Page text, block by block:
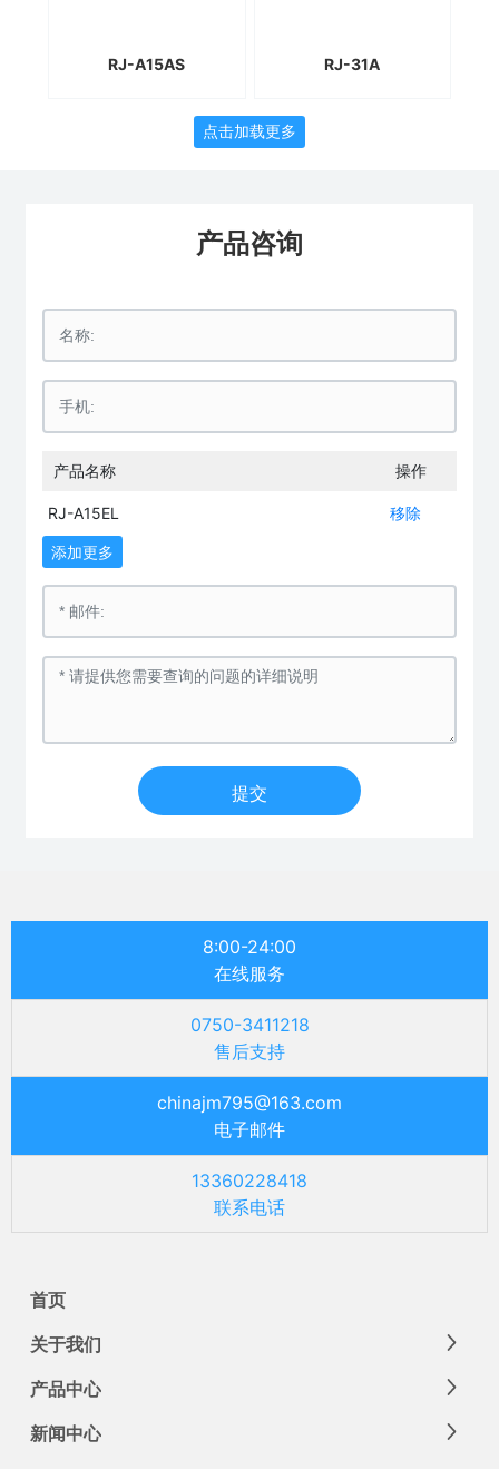
RJ-A15AS RJ-31A
点击加载更多
产品咨询
产品名称 操作
RJ-A15EL 移除
添加更多
提交
8:00-24:00
在线服务
0750-3411218
售后支持
chinajm795@163.com
电子邮件
13360228418
联系电话
首页
关于我们
产品中心
新闻中心